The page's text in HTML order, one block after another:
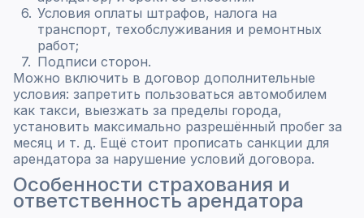
Условия оплаты штрафов, налога на
транспорт, техобслуживания и ремонтных
работ;
Подписи сторон.
Можно включить в договор дополнительные
условия: запретить пользоваться автомобилем
как такси, выезжать за пределы города,
установить максимально разрешённый пробег за
месяц и т. д. Ещё стоит прописать санкции для
арендатора за нарушение условий договора.
Особенности страхования и
ответственность арендатора